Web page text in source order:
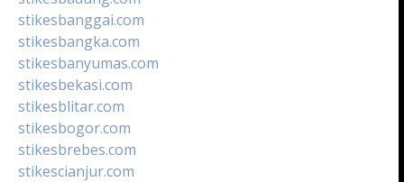
stikesbanggai.com
stikesbangka.com
stikesbanyumas.com
stikesbekasi.com
stikesblitar.com
stikesbogor.com
stikesbrebes.com
stikescianjur.com